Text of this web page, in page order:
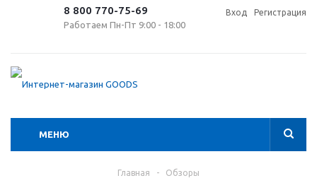
8 800 770-75-69
Работаем Пн-Пт 9:00 - 18:00
Вход Регистрация
МЕНЮ
Главная - Обзоры